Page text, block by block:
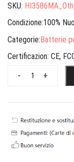
SKU: HI3586MA_Oth
Condizione:100%
Categorie:Batterie
Certificazion: CE,
+
-